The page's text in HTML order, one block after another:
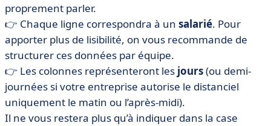
proprement parler.
👉 Chaque ligne correspondra à un salarié. Pour
apporter plus de lisibilité, on vous recommande de
structurer ces données par équipe.
👉 Les colonnes représenteront les jours(ou demi-
journées si votre entreprise autorise le distanciel
uniquement le matin ou l’après-midi).
Il ne vous restera plus qu’à indiquer dans la case